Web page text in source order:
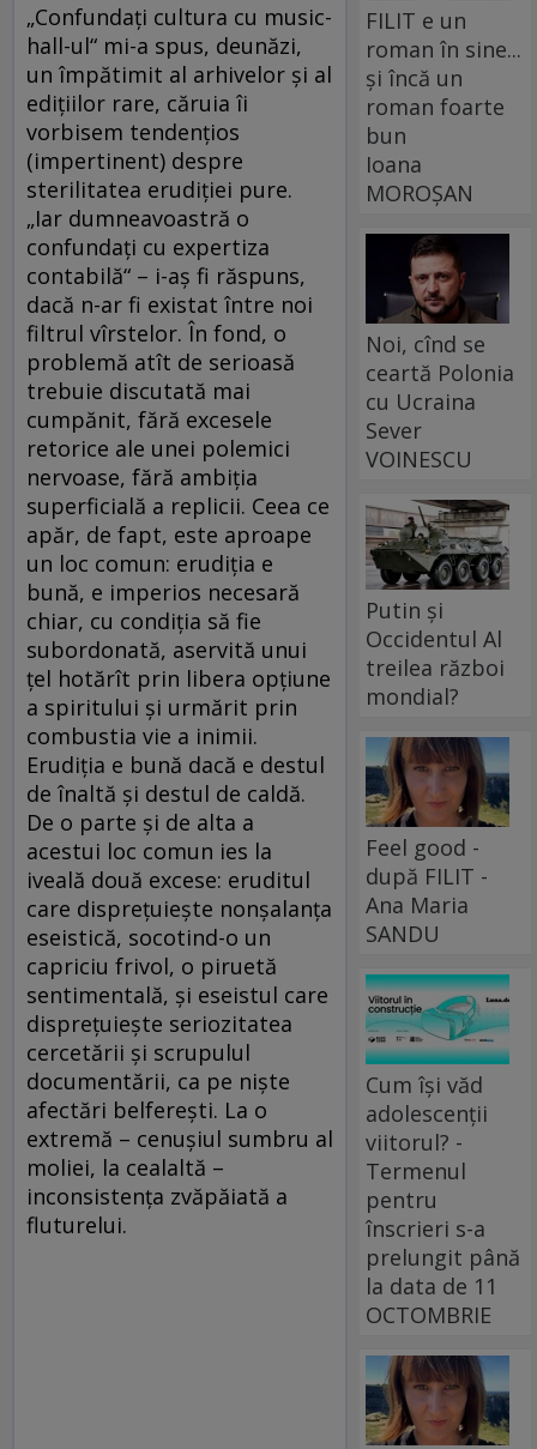
„Confundaţi cultura cu music-
hall-ul“ mi-a spus, deunăzi,
un împătimit al arhivelor şi al
ediţiilor rare, căruia îi
vorbisem tendenţios
(impertinent) despre
sterilitatea erudiţiei pure.
„Iar dumneavoastră o
confundaţi cu expertiza
contabilă“ – i-aş fi răspuns,
dacă n-ar fi existat între noi
filtrul vîrstelor. În fond, o
problemă atît de serioasă
trebuie discutată mai
cumpănit, fără excesele
retorice ale unei polemici
nervoase, fără ambiţia
superficială a replicii. Ceea ce
apăr, de fapt, este aproape
un loc comun: erudiţia e
bună, e imperios necesară
chiar, cu condiţia să fie
subordonată, aservită unui
ţel hotărît prin libera opţiune
a spiritului şi urmărit prin
combustia vie a inimii.
Erudiţia e bună dacă e destul
de înaltă şi destul de caldă.
De o parte şi de alta a
acestui loc comun ies la
iveală două excese: eruditul
care dispreţuieşte nonşalanţa
eseistică, socotind-o un
capriciu frivol, o piruetă
sentimentală, şi eseistul care
dispreţuieşte seriozitatea
cercetării şi scrupulul
documentării, ca pe nişte
afectări belfereşti. La o
extremă – cenuşiul sumbru al
moliei, la cealaltă –
inconsistenţa zvăpăiată a
fluturelui.
FILIT e un
roman în sine...
și încă un
roman foarte
bun
Ioana
MOROȘAN
Noi, cînd se
ceartă Polonia
cu Ucraina
Sever
VOINESCU
Putin și
Occidentul Al
treilea război
mondial?
Feel good -
după FILIT -
Ana Maria
SANDU
Cum își văd
adolescenții
viitorul? -
Termenul
pentru
înscrieri s-a
prelungit până
la data de 11
OCTOMBRIE